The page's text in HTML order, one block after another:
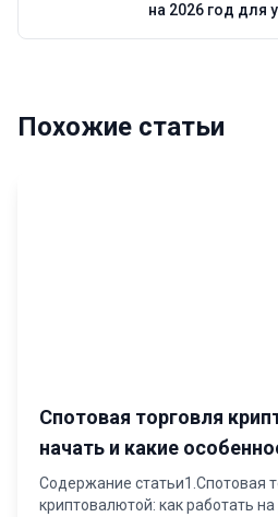
на 2026 год для
Похожие статьи
Спотовая торговля
начать и какие
рынка
Содержание статьи1.Спотовая
криптовалютой: как работать